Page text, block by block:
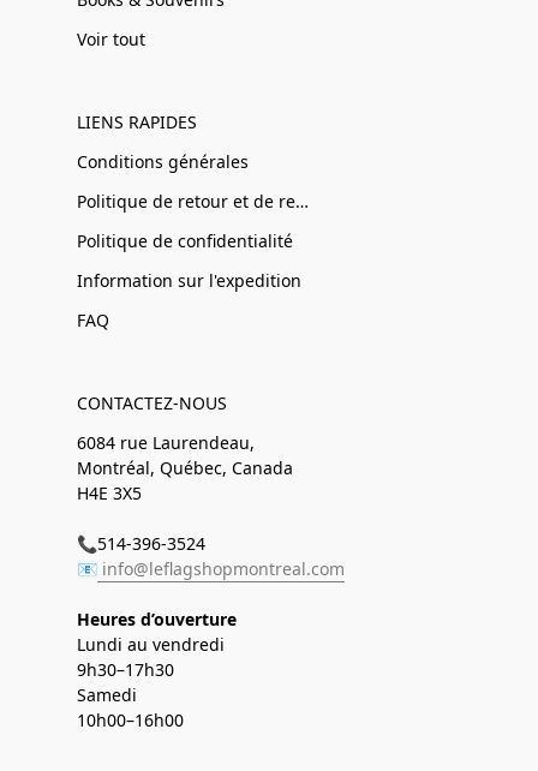
Voir tout
LIENS RAPIDES
Conditions générales
Politique de retour et de remboursement
Politique de confidentialité
Information sur l'expedition
FAQ
CONTACTEZ-NOUS
6084 rue Laurendeau,
Montréal, Québec, Canada
H4E 3X5
📞514-396-3524
📧 info@leflagshopmontreal.com
Heures d’ouverture
Lundi au vendredi
9h30–17h30
Samedi
10h00–16h00